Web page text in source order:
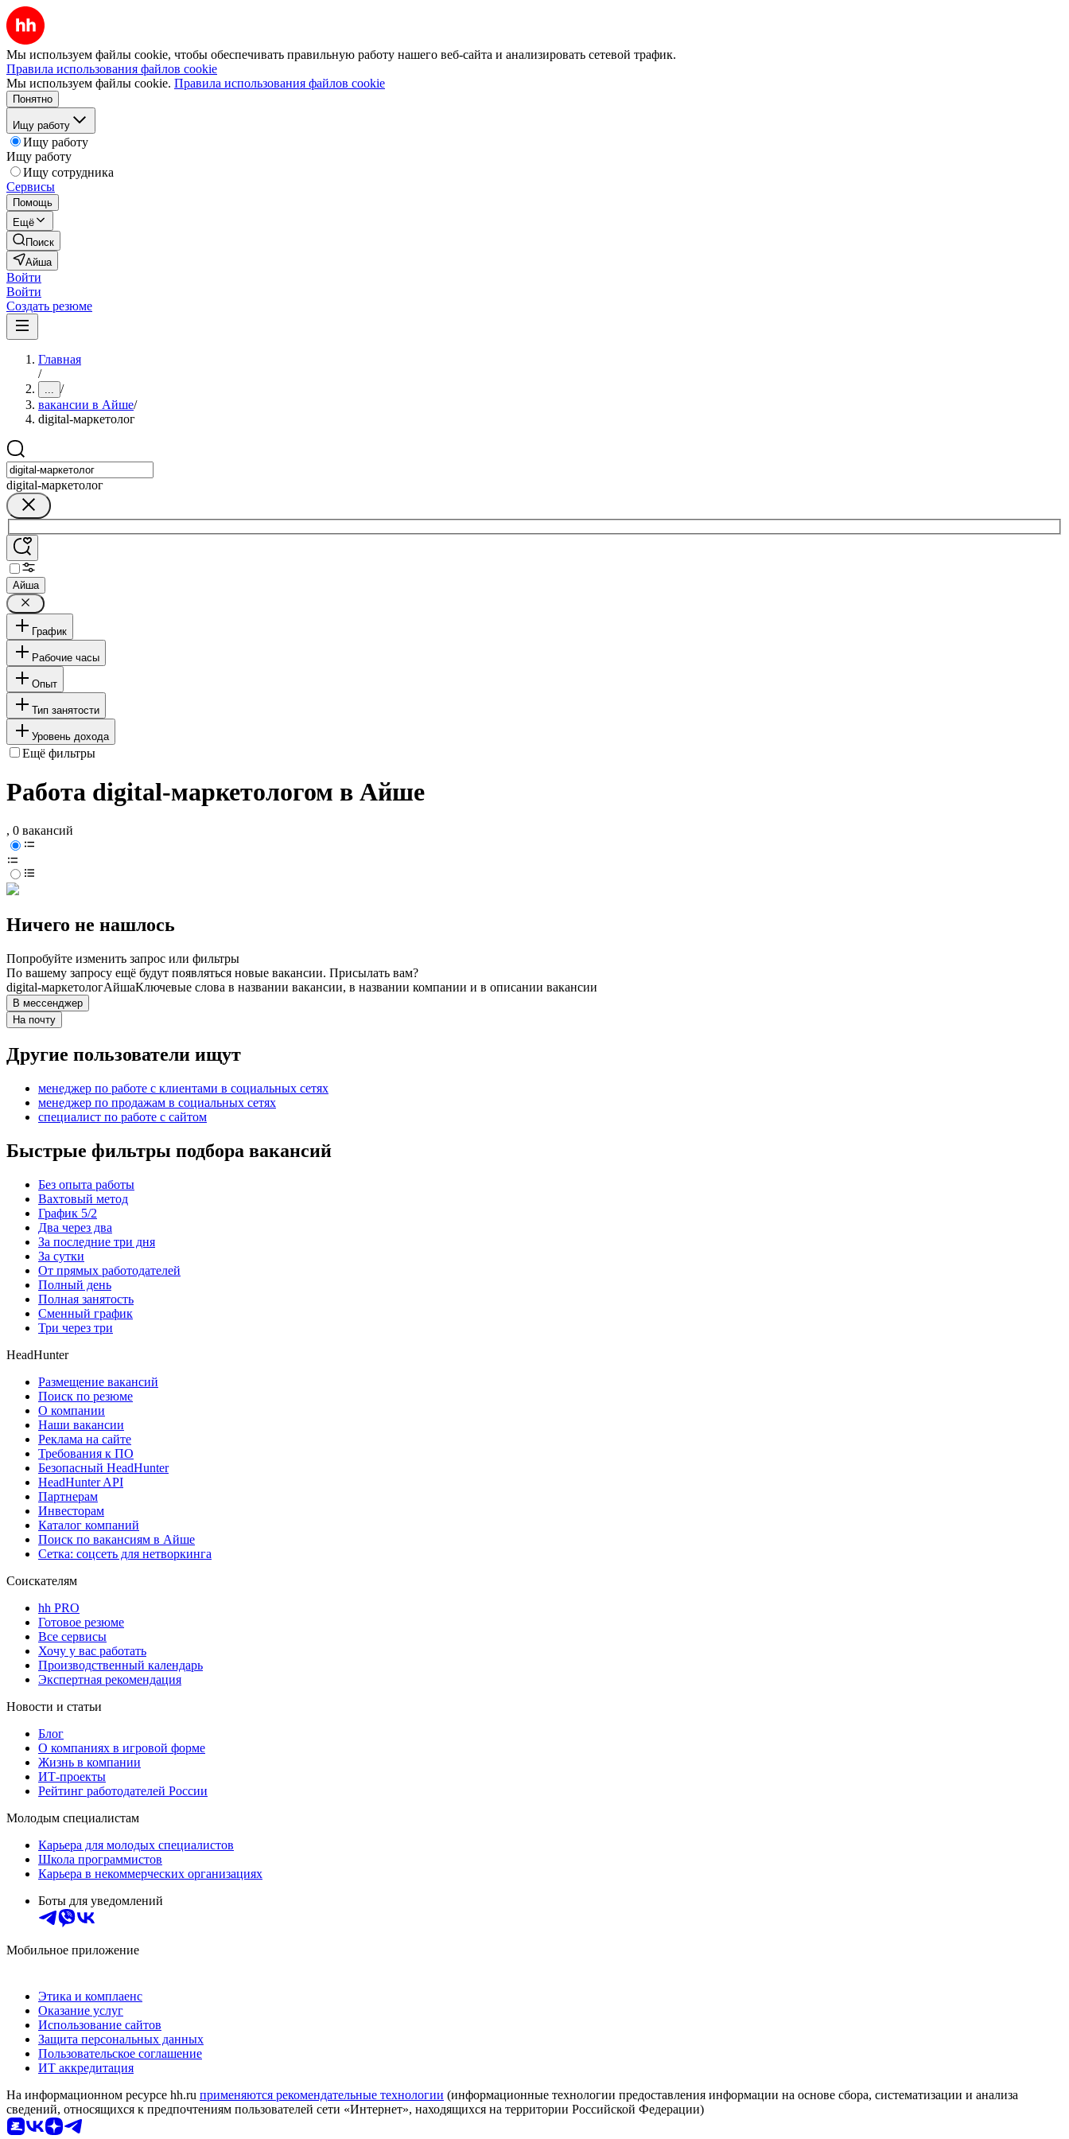
Мы используем файлы cookie, чтобы обеспечивать правильную работу нашего веб-сайта и анализировать сетевой трафик.
Правила использования файлов cookie
Мы используем файлы cookie. Правила использования файлов cookie
Понятно
Ищу работу
Ищу работу
Ищу работу
Ищу сотрудника
Сервисы
Помощь
Ещё
Поиск
Айша
Войти
Войти
Создать резюме
Главная
/
... /
вакансии в Айше/
digital-маркетолог
digital-маркетолог
Айша
График
Рабочие часы
Опыт
Тип занятости
Уровень дохода
Ещё фильтры
Работа digital-маркетологом в Айше
, 0 вакансий
Ничего не нашлось
Попробуйте изменить запрос или фильтры
По вашему запросу ещё будут появляться новые вакансии. Присылать вам?
digital-маркетологАйшаКлючевые слова в названии вакансии, в названии компании и в описании вакансии
В мессенджер
На почту
Другие пользователи ищут
менеджер по работе с клиентами в социальных сетях
менеджер по продажам в социальных сетях
специалист по работе с сайтом
Быстрые фильтры подбора вакансий
Без опыта работы
Вахтовый метод
График 5/2
Два через два
За последние три дня
За сутки
От прямых работодателей
Полный день
Полная занятость
Сменный график
Три через три
HeadHunter
Размещение вакансий
Поиск по резюме
О компании
Наши вакансии
Реклама на сайте
Требования к ПО
Безопасный HeadHunter
HeadHunter API
Партнерам
Инвесторам
Каталог компаний
Поиск по вакансиям в Айше
Сетка: соцсеть для нетворкинга
Соискателям
hh PRO
Готовое резюме
Все сервисы
Хочу у вас работать
Производственный календарь
Экспертная рекомендация
Новости и статьи
Блог
О компаниях в игровой форме
Жизнь в компании
ИТ-проекты
Рейтинг работодателей России
Молодым специалистам
Карьера для молодых специалистов
Школа программистов
Карьера в некоммерческих организациях
Боты для уведомлений
Мобильное приложение
Этика и комплаенс
Оказание услуг
Использование сайтов
Защита персональных данных
Пользовательское соглашение
ИТ аккредитация
На информационном ресурсе hh.ru применяются рекомендательные технологии (информационные технологии предоставления информации на основе сбора, систематизации и анализа
сведений, относящихся к предпочтениям пользователей сети «Интернет», находящихся на территории Российской Федерации)